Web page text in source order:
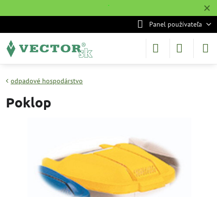
✕
˙
Panel používateľa
odpadové hospodárstvo
Poklop